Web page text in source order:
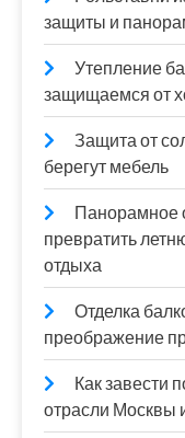
защиты и
Утепление
защищаемся от
Защита от
берегут мебель
Панорамное
превратить
отдыха
Отделка
преображение
Как завести
отрасли Москвы